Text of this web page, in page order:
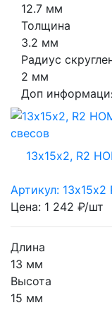
12.7 мм
Толщина
3.2 мм
Радиус
2 мм
Доп
13х15х2, R2
Артикул: 13х15х2
Цена: 1 242 ₽/шт
Длина
13 мм
Высота
15 мм